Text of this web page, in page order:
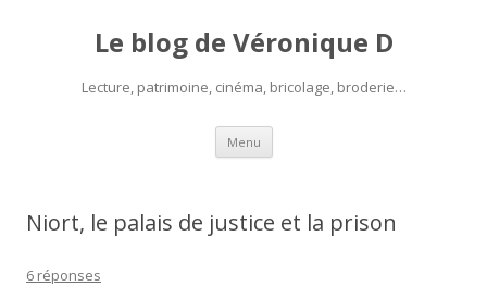
Le blog de Véronique D
Lecture, patrimoine, cinéma, bricolage, broderie…
Menu Aller
contenu
Niort, le palais de justice et la prison
6 réponses